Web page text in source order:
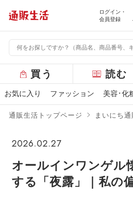
ログイン・
会員登録
ー
バ
買う 読む
お気に入り ファッション 美容･化
通販生活トップページ まいにち
2026.02.27
オールインワンゲル
する「夜露」｜私の